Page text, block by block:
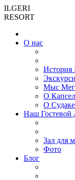
ILGERI
RESORT
О нас
История
Мыс
О
О Судаке
Наш Гостевой
Зал для
Фото
Блог